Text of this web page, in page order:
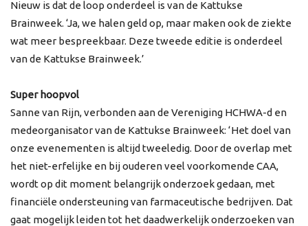
Nieuw is dat de loop onderdeel is van de Kattukse
Brainweek. ‘Ja, we halen geld op, maar maken ook de ziekte
wat meer bespreekbaar. Deze tweede editie is onderdeel
van de Kattukse Brainweek.’
Super hoopvol
Sanne van Rijn, verbonden aan de Vereniging HCHWA-d en
medeorganisator van de Kattukse Brainweek: ‘Het doel van
onze evenementen is altijd tweeledig. Door de overlap met
het niet-erfelijke en bij ouderen veel voorkomende CAA,
wordt op dit moment belangrijk onderzoek gedaan, met
financiële ondersteuning van farmaceutische bedrijven. Dat
gaat mogelijk leiden tot het daadwerkelijk onderzoeken van